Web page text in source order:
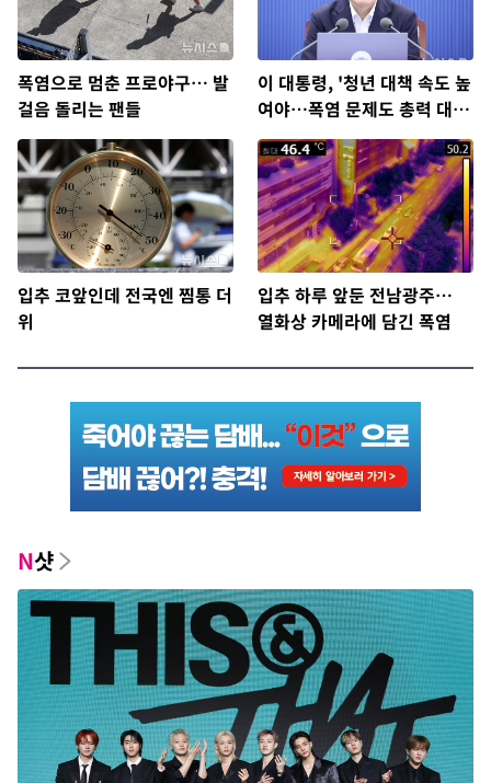
폭염으로 멈춘 프로야구… 발
걸음 돌리는 팬들
이 대통령, '청년 대책 속도 높
여야…폭염 문제도 총력 대
응'
입추 코앞인데 전국엔 찜통 더
위
입추 하루 앞둔 전남광주…
열화상 카메라에 담긴 폭염
N샷